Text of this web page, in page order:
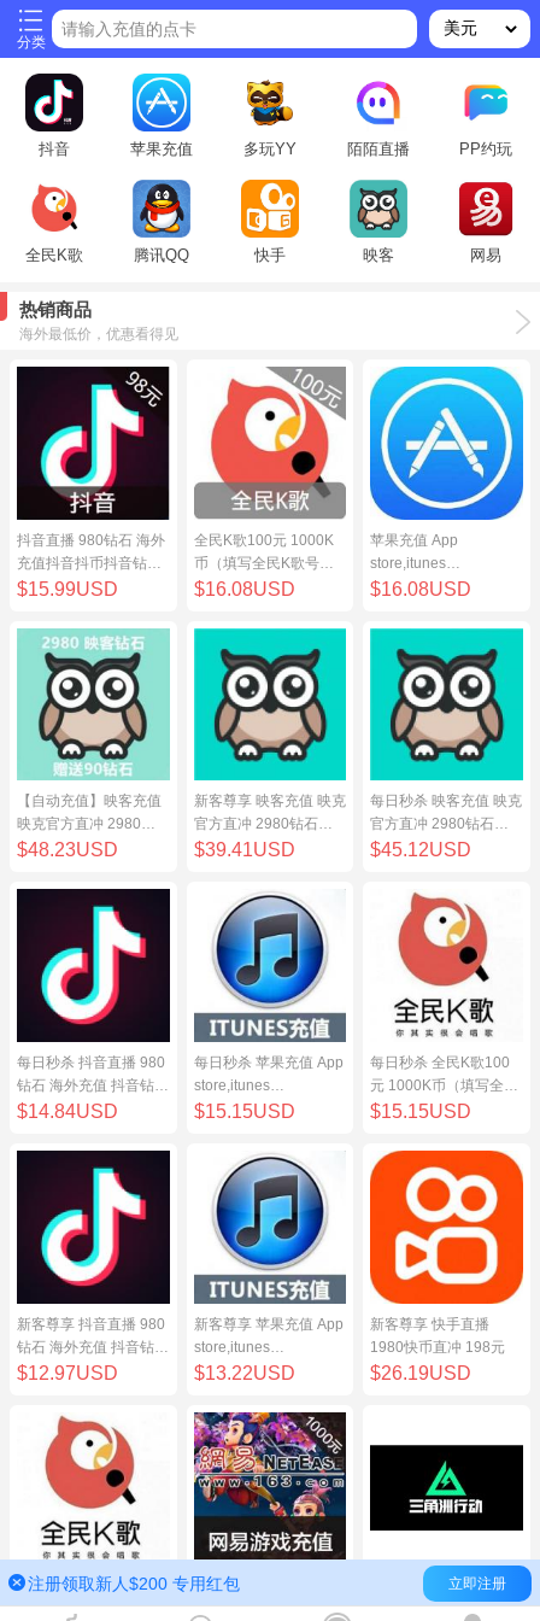
分类
请输入充值的点卡
抖音 苹果充值 多玩YY 陌陌直播 PP约玩
全民K歌 腾讯QQ 快手 映客 网易
热销商品
海外最低价，优惠看得见
抖音直播 980钻石 海外
充值抖音抖币抖音钻98
元
$15.99USD
全民K歌100元 1000K
币（填写全民K歌号充
值）
$16.08USD
苹果充值 App
store,itunes
store,iphone,ipad中国
$16.08USD
【自动充值】映客充值
映克官方直冲 2980钻
石 298元 inke钻石
$48.23USD
新客尊享 映客充值 映克
官方直冲 2980钻石
298元 inke钻石
$39.41USD
每日秒杀 映客充值 映克
官方直冲 2980钻石
298元 inke钻石
$45.12USD
每日秒杀 抖音直播 980
钻石 海外充值 抖音钻石
（原抖币）98元
$14.84USD
每日秒杀 苹果充值 App
store,itunes
store,iphone,ipad中国
$15.15USD
每日秒杀 全民K歌100
元 1000K币（填写全民
K歌号充值）
$15.15USD
新客尊享 抖音直播 980
钻石 海外充值 抖音钻石
（原抖币）98元
$12.97USD
新客尊享 苹果充值 App
store,itunes
store,iphone,ipad中国
$13.22USD
新客尊享 快手直播
1980快币直冲 198元
$26.19USD
新客尊享 全民K歌100
元 1000K币（填写全民
网易点数1000元(可直
充/寄售) 网易一卡通
三角洲行动（腾讯国
服）
注册领取新人$200 专用红包 立即注册